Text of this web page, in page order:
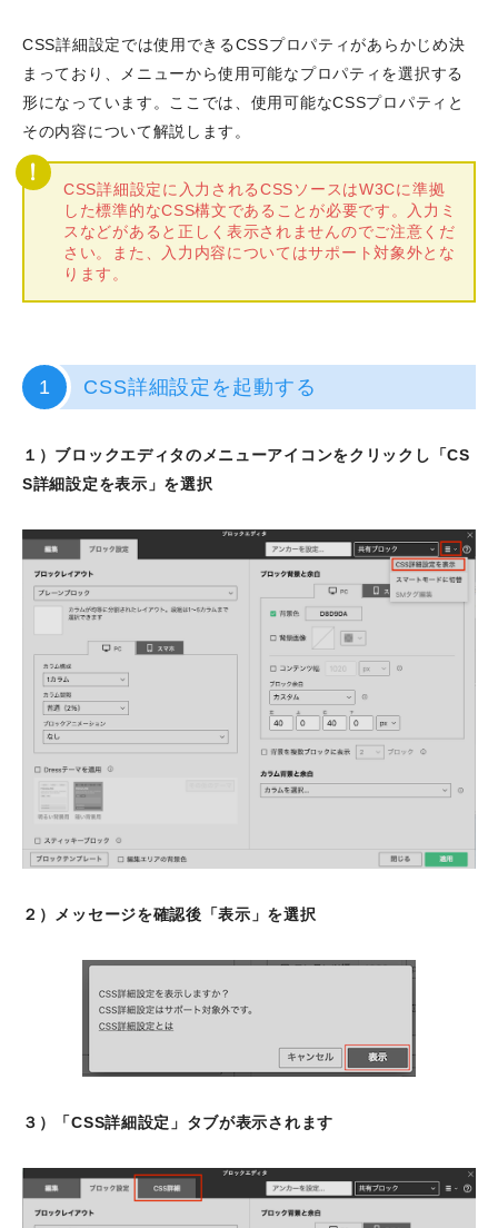
CSS詳細設定では使用できるCSSプロパティがあらかじめ決
まっており、メニューから使用可能なプロパティを選択する
形になっています。ここでは、使用可能なCSSプロパティと
その内容について解説します。
CSS詳細設定に入力されるCSSソースはW3Cに準拠
した標準的なCSS構文であることが必要です。入力ミ
スなどがあると正しく表示されませんのでご注意くだ
さい。また、入力内容についてはサポート対象外とな
ります。
1 CSS詳細設定を起動する
１）ブロックエディタのメニューアイコンをクリックし「CS
S詳細設定を表示」を選択
２）メッセージを確認後「表示」を選択
３）「CSS詳細設定」タブが表示されます